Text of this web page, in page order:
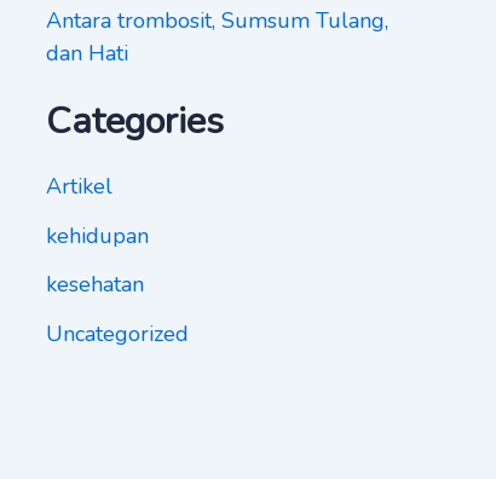
Antara trombosit, Sumsum Tulang,
dan Hati
Categories
Artikel
kehidupan
kesehatan
Uncategorized